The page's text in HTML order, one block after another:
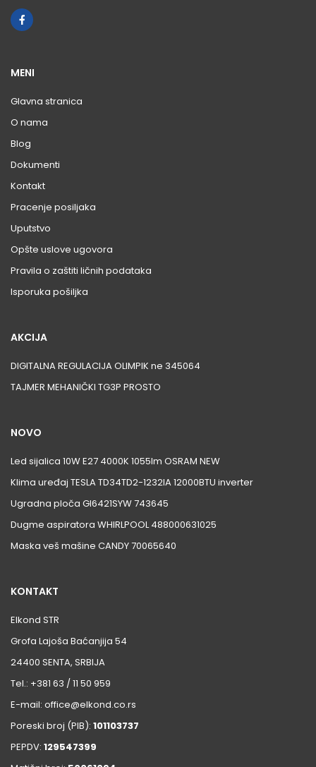
MENI
Glavna stranica
O nama
Blog
Dokumenti
Kontakt
Pracenje posiljaka
Uputstvo
Opšte uslove ugovora
Pravila o zaštiti ličnih podataka
Isporuka pošiljka
AKCIJA
DIGITALNA REGULACIJA OLIMPIK ne 345064
TAJMER MEHANIČKI TG3P PROSTO
NOVO
Led sijalica 10W E27 4000K 1055lm OSRAM NEW
Klima uređaj TESLA TD34TD2-1232IA 12000BTU inverter
Ugradna ploča GI6421SYW 743645
Dugme aspiratora WHIRLPOOL 488000631025
Maska veš mašine CANDY 70065640
KONTAKT
Elkond STR
Grofa Lajoša Baćanjija 54
24400 SENTA, SRBIJA
Tel.: +381 63 / 11 50 959
E-mail: office@elkond.co.rs
Poreski broj (PIB): 101103737
PEPDV: 129547399